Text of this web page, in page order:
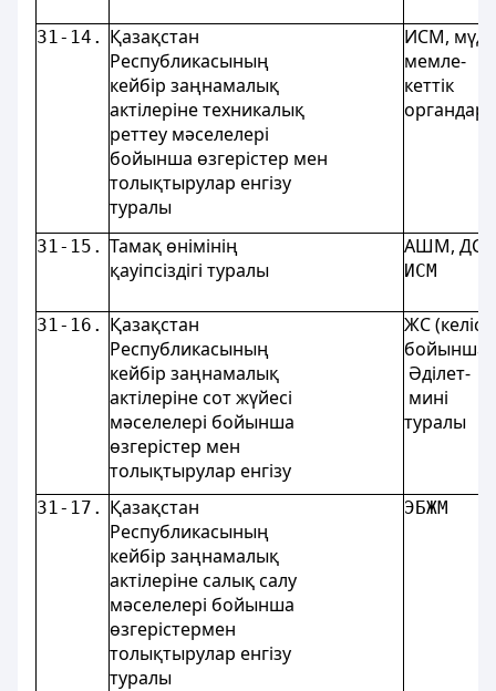
31-14. Қазақстан
Республикасының
кейбір заңнамалық
актілеріне техникалық
реттеу мәселелері
бойынша өзгерістер мен
толықтырулар енгізу
туралы
ИСМ,
мемле-
кеттік
органдар
31-15. Тамақ өнімінің
қауіпсіздігі туралы
АШМ,
ИСМ
31-16. Қазақстан
Республикасының
кейбір заңнамалық
актілеріне сот жүйесі
мәселелері бойынша
өзгерістер мен
толықтырулар енгізу
ЖС
бойынша),
Әділет-
минi
туралы
31-17. Қазақстан
Республикасының
кейбір заңнамалық
актілеріне салық салу
мәселелері бойынша
өзгерістермен
толықтырулар енгізу
туралы
ЭБЖМ